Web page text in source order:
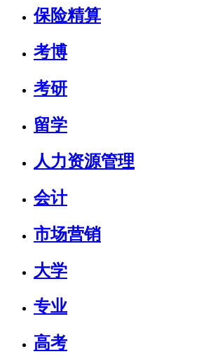
保险精算
考博
考研
留学
人力资源管理
会计
市场营销
大学
专业
高考